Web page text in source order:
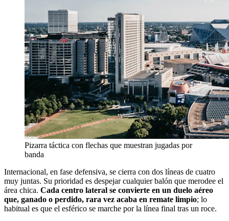
Pizarra táctica con flechas que muestran jugadas por
banda
Internacional, en fase defensiva, se cierra con dos líneas de cuatro
muy juntas. Su prioridad es despejar cualquier balón que merodee el
área chica. Cada centro lateral se convierte en un duelo aéreo
que, ganado o perdido, rara vez acaba en remate limpio; lo
habitual es que el esférico se marche por la línea final tras un roce.